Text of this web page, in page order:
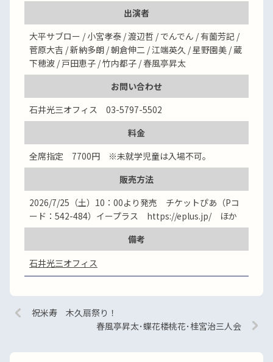
出演者
大平サブロー / 小宮孝泰 / 渡辺哲 / でんでん / 有薗芳記 /
菅原大吉 / 新納多朗 / 朝倉伸二 / 江端英久 / 星野園美 / 蔵
下穂波 / 戸田恵子 / 竹内都子 / 春風亭昇太
お問い合わせ
石井光三オフィス 03-5797-5502
料金
全席指定 7700円 ※未就学児童は入場不可。
販売方法
2026/7/25（土）10：00より発売 チケットぴあ（Pコ
ード：542-484）イープラス https://eplus.jp/ ほか
備考
石井光三オフィス
祝米寿 木久扇祭り！
春風亭昇太･蝶花楼桃花･桂宮治三人会